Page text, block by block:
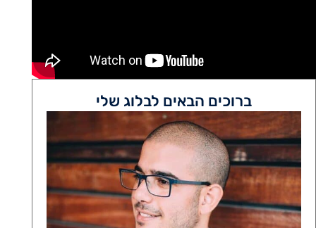
ברוכים הבאים לבלוג שלי